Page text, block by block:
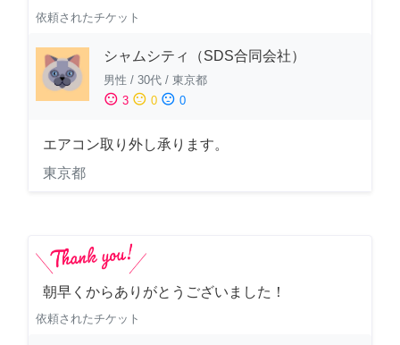
依頼されたチケット
シャムシティ（SDS合同会社）
男性 / 30代 / 東京都
sentiment_satisfied 3 sentiment_neutral 0 sentiment_dissatisfied 0
エアコン取り外し承ります。
東京都
朝早くからありがとうございました！
依頼されたチケット